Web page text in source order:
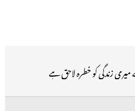
زندگی کو خطرہ لاحق ہے